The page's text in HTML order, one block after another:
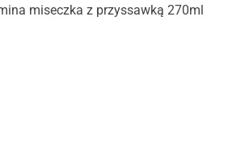
miseczka z przyssawką 270ml